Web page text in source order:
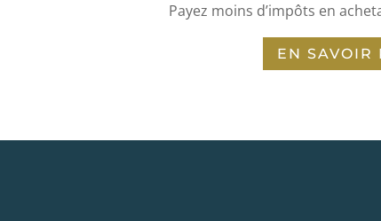
Payez moins d’impôts en
EN SAVOIR